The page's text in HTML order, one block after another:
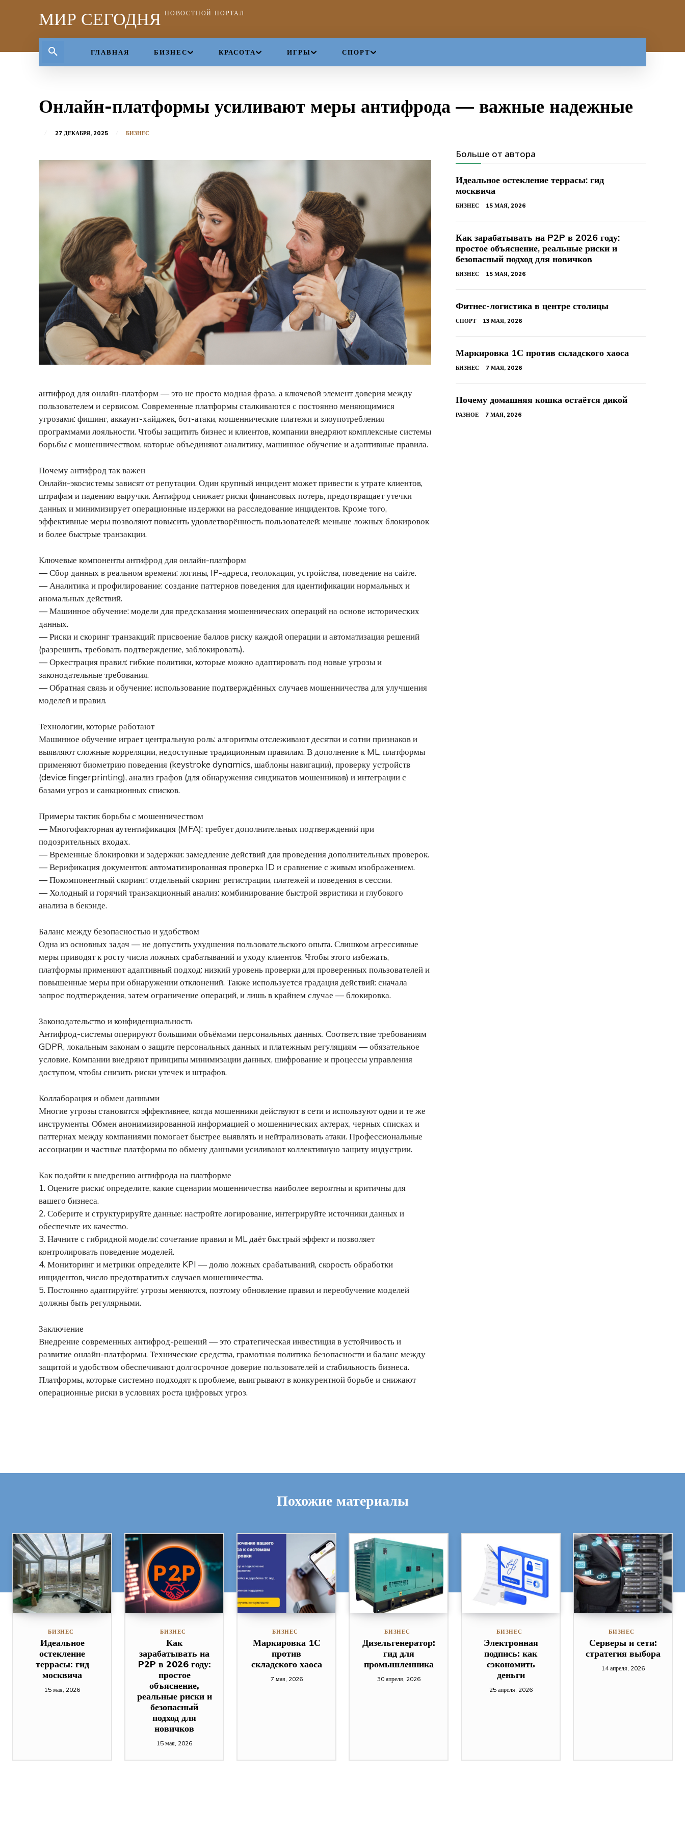
МИР СЕГОДНЯ НОВОСТНОЙ ПОРТАЛ
ГЛАВНАЯ БИЗНЕС КРАСОТА ИГРЫ СПОРТ
Онлайн-платформы усиливают меры антифрода — важные надежные
27 ДЕКАБРЯ, 2025 БИЗНЕС
антифрод для онлайн-платформ — это не просто модная фраза, а ключевой элемент доверия между
пользователем и сервисом. Современные платформы сталкиваются с постоянно меняющимися
угрозами: фишинг, аккаунт-хайджек, бот-атаки, мошеннические платежи и злоупотребления
программами лояльности. Чтобы защитить бизнес и клиентов, компании внедряют комплексные системы
борьбы с мошенничеством, которые объединяют аналитику, машинное обучение и адаптивные правила.
Почему антифрод так важен
Онлайн-экосистемы зависят от репутации. Один крупный инцидент может привести к утрате клиентов,
штрафам и падению выручки. Антифрод снижает риски финансовых потерь, предотвращает утечки
данных и минимизирует операционные издержки на расследование инцидентов. Кроме того,
эффективные меры позволяют повысить удовлетворённость пользователей: меньше ложных блокировок
и более быстрые транзакции.
Ключевые компоненты антифрод для онлайн-платформ
— Сбор данных в реальном времени: логины, IP-адреса, геолокация, устройства, поведение на сайте.
— Аналитика и профилирование: создание паттернов поведения для идентификации нормальных и
аномальных действий.
— Машинное обучение: модели для предсказания мошеннических операций на основе исторических
данных.
— Риски и скоринг транзакций: присвоение баллов риску каждой операции и автоматизация решений
(разрешить, требовать подтверждение, заблокировать).
— Оркестрация правил: гибкие политики, которые можно адаптировать под новые угрозы и
законодательные требования.
— Обратная связь и обучение: использование подтверждённых случаев мошенничества для улучшения
моделей и правил.
Технологии, которые работают
Машинное обучение играет центральную роль: алгоритмы отслеживают десятки и сотни признаков и
выявляют сложные корреляции, недоступные традиционным правилам. В дополнение к ML, платформы
применяют биометрию поведения (keystroke dynamics, шаблоны навигации), проверку устройств
(device fingerprinting), анализ графов (для обнаружения синдикатов мошенников) и интеграции с
базами угроз и санкционных списков.
Примеры тактик борьбы с мошенничеством
— Многофакторная аутентификация (MFA): требует дополнительных подтверждений при
подозрительных входах.
— Временные блокировки и задержки: замедление действий для проведения дополнительных проверок.
— Верификация документов: автоматизированная проверка ID и сравнение с живым изображением.
— Покомпонентный скоринг: отдельный скоринг регистрации, платежей и поведения в сессии.
— Холодный и горячий транзакционный анализ: комбинирование быстрой эвристики и глубокого
анализа в бекэнде.
Баланс между безопасностью и удобством
Одна из основных задач — не допустить ухудшения пользовательского опыта. Слишком агрессивные
меры приводят к росту числа ложных срабатываний и уходу клиентов. Чтобы этого избежать,
платформы применяют адаптивный подход: низкий уровень проверки для проверенных пользователей и
повышенные меры при обнаружении отклонений. Также используется градация действий: сначала
запрос подтверждения, затем ограничение операций, и лишь в крайнем случае — блокировка.
Законодательство и конфиденциальность
Антифрод-системы оперируют большими объёмами персональных данных. Соответствие требованиям
GDPR, локальным законам о защите персональных данных и платежным регуляциям — обязательное
условие. Компании внедряют принципы минимизации данных, шифрование и процессы управления
доступом, чтобы снизить риски утечек и штрафов.
Коллаборация и обмен данными
Многие угрозы становятся эффективнее, когда мошенники действуют в сети и используют одни и те же
инструменты. Обмен анонимизированной информацией о мошеннических актерах, черных списках и
паттернах между компаниями помогает быстрее выявлять и нейтрализовать атаки. Профессиональные
ассоциации и частные платформы по обмену данными усиливают коллективную защиту индустрии.
Как подойти к внедрению антифрода на платформе
1. Оцените риски: определите, какие сценарии мошенничества наиболее вероятны и критичны для
вашего бизнеса.
2. Соберите и структурируйте данные: настройте логирование, интегрируйте источники данных и
обеспечьте их качество.
3. Начните с гибридной модели: сочетание правил и ML даёт быстрый эффект и позволяет
контролировать поведение моделей.
4. Мониторинг и метрики: определите KPI — долю ложных срабатываний, скорость обработки
инцидентов, число предотвратитьх случаев мошенничества.
5. Постоянно адаптируйте: угрозы меняются, поэтому обновление правил и переобучение моделей
должны быть регулярными.
Заключение
Внедрение современных антифрод-решений — это стратегическая инвестиция в устойчивость и
развитие онлайн-платформы. Технические средства, грамотная политика безопасности и баланс между
защитой и удобством обеспечивают долгосрочное доверие пользователей и стабильность бизнеса.
Платформы, которые системно подходят к проблеме, выигрывают в конкурентной борьбе и снижают
операционные риски в условиях роста цифровых угроз.
Больше от автора
Идеальное остекление террасы: гид
москвича
БИЗНЕС 15 МАЯ, 2026
Как зарабатывать на P2P в 2026 году:
простое объяснение, реальные риски и
безопасный подход для новичков
БИЗНЕС 15 МАЯ, 2026
Фитнес-логистика в центре столицы
СПОРТ 13 МАЯ, 2026
Маркировка 1С против складского хаоса
БИЗНЕС 7 МАЯ, 2026
Почему домашняя кошка остаётся дикой
РАЗНОЕ 7 МАЯ, 2026
Похожие материалы
БИЗНЕС
Идеальное
остекление
террасы: гид
москвича
15 мая, 2026
БИЗНЕС
Как
зарабатывать на
P2P в 2026 году:
простое
объяснение,
реальные риски и
безопасный
подход для
новичков
15 мая, 2026
БИЗНЕС
Маркировка 1С
против
складского хаоса
7 мая, 2026
БИЗНЕС
Дизельгенератор:
гид для
промышленника
30 апреля, 2026
БИЗНЕС
Электронная
подпись: как
сэкономить
деньги
25 апреля, 2026
БИЗНЕС
Серверы и сети:
стратегия выбора
14 апреля, 2026